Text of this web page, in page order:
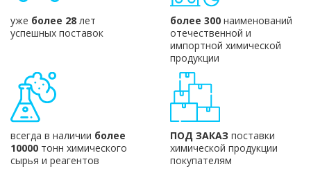
уже более 28 лет
успешных поставок
более 300наименований
отечественной и
импортной химической
продукции
всегда в наличии более
10000 тонн химического
сырья и реагентов
ПОД ЗАКАЗ поставки
химической продукции
покупателям